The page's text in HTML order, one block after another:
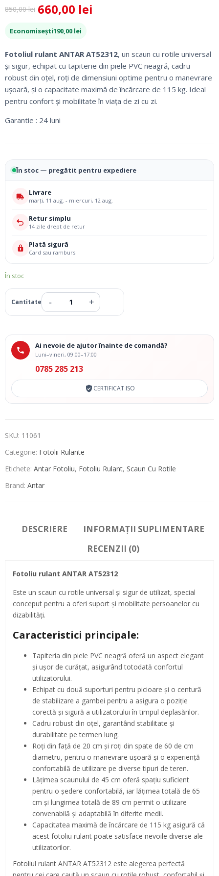
850,00lei
Prețul
inițial
a
fost:
850,00 lei.
660,00 lei
Prețul
curent
este:
660,00 lei.
Economisești190,00 lei
Fotoliul rulant ANTAR AT52312, un scaun cu rotile universal
și sigur, echipat cu tapiterie din piele PVC neagră, cadru
robust din oțel, roți de dimensiuni optime pentru o manevrare
ușoară, și o capacitate maximă de încărcare de 115 kg. Ideal
pentru confort și mobilitate în viața de zi cu zi.
Garantie : 24 luni
În stoc — pregătit pentru expediere
Livrare
marți, 11 aug. - miercuri, 12 aug.
Retur simplu
14 zile drept de retur
Plată sigură
Card sau ramburs
În stoc
Ai nevoie de ajutor înainte de comandă?
Luni–vineri, 09:00–17:00
0785 285 213
CERTIFICAT ISO
SKU: 11061
Categorie: Fotolii Rulante
Etichete: Antar Fotoliu, Fotoliu Rulant, Scaun Cu Rotile
Brand: Antar
DESCRIERE
INFORMAȚII SUPLIMENTARE
RECENZII (0)
Fotoliu rulant ANTAR AT52312
Este un scaun cu rotile universal și sigur de utilizat, special
conceput pentru a oferi suport și mobilitate persoanelor cu
dizabilități.
Caracteristici principale:
Tapiteria din piele PVC neagră oferă un aspect elegant
și ușor de curățat, asigurând totodată confortul
utilizatorului.
Echipat cu două suporturi pentru picioare și o centură
de stabilizare a gambei pentru a asigura o poziție
corectă și sigură a utilizatorului în timpul deplasărilor.
Cadru robust din oțel, garantând stabilitate și
durabilitate pe termen lung.
Roți din față de 20 cm și roți din spate de 60 de cm
diametru, pentru o manevrare ușoară și o experiență
confortabilă de utilizare pe diverse tipuri de teren.
Lățimea scaunului de 45 cm oferă spațiu suficient
pentru o ședere confortabilă, iar lățimea totală de 65
cm și lungimea totală de 89 cm permit o utilizare
convenabilă și adaptabilă în diferite medii.
Capacitatea maximă de încărcare de 115 kg asigură că
acest fotoliu rulant poate satisface nevoile diverse ale
utilizatorilor.
Fotoliul rulant ANTAR AT52312 este alegerea perfectă